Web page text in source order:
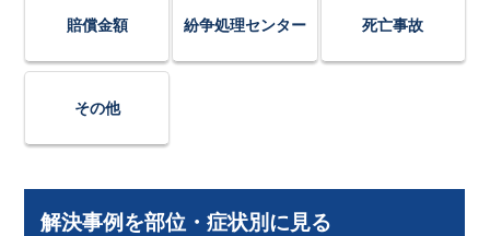
賠償金額 紛争処理センター 死亡事故
その他
解決事例を部位・症状別に見る